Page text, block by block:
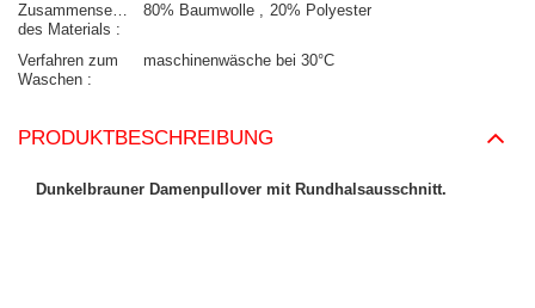
Zusammensetzung
des Materials
80% Baumwolle 20% Polyester
Verfahren zum
Waschen
maschinenwäsche bei 30°C
PRODUKTBESCHREIBUNG
Dunkelbrauner Damenpullover mit Rundhalsausschnitt.